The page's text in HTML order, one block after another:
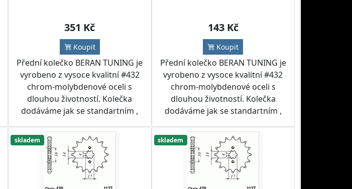
351 Kč
Koupit
Přední kolečko BERAN TUNING je
vyrobeno z vysoce kvalitní #432
chrom-molybdenové oceli s
dlouhou životností. Kolečka
dodáváme jak se standartním ,
Doporučujeme kolečko použít
spolu s RK nebo IRIS řetězem a
rozetou BERAN TUNING nebo
SUPERSPROX do řetězových sad
dle přání zákazníka.
143 Kč
Koupit
Přední kolečko BERAN TUNING je
vyrobeno z vysoce kvalitní #432
chrom-molybdenové oceli s
dlouhou životností. Kolečka
dodáváme jak se standartním ,
Doporučujeme kolečko použít
spolu s RK nebo IRIS řetězem a
rozetou BERAN TUNING nebo
SUPERSPROX do řetězových sad
dle přání zákazníka.
skladem skladem